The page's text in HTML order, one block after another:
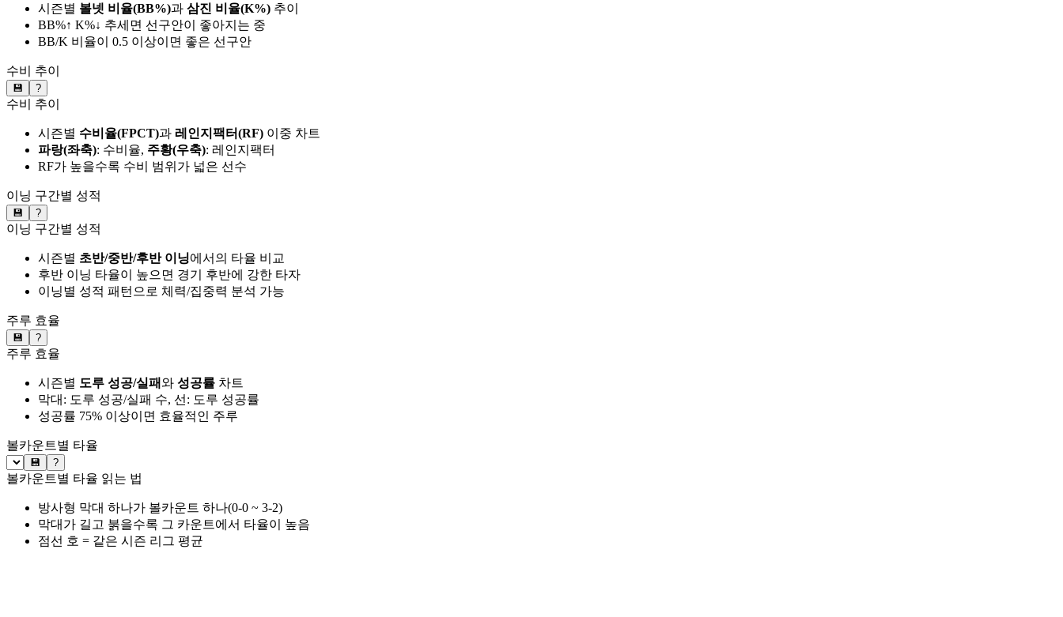
시즌별 볼넷 비율(BB%)과 삼진 비율(K%) 추이
BB%↑ K%↓ 추세면 선구안이 좋아지는 중
BB/K 비율이 0.5 이상이면 좋은 선구안
수비 추이
💾 ?
수비 추이
시즌별 수비율(FPCT)과 레인지팩터(RF) 이중 차트
파랑(좌축): 수비율, 주황(우축): 레인지팩터
RF가 높을수록 수비 범위가 넓은 선수
이닝 구간별 성적
💾 ?
이닝 구간별 성적
시즌별 초반/중반/후반 이닝에서의 타율 비교
후반 이닝 타율이 높으면 경기 후반에 강한 타자
이닝별 성적 패턴으로 체력/집중력 분석 가능
주루 효율
💾 ?
주루 효율
시즌별 도루 성공/실패와 성공률 차트
막대: 도루 성공/실패 수, 선: 도루 성공률
성공률 75% 이상이면 효율적인 주루
볼카운트별 타율
💾 ?
볼카운트별 타율 읽는 법
방사형 막대 하나가 볼카운트 하나(0-0 ~ 3-2)
막대가 길고 붉을수록 그 카운트에서 타율이 높음
점선 호 = 같은 시즌 리그 평균